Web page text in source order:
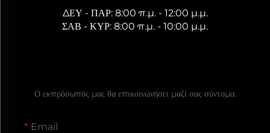
ΔΕΥ - ΠΑΡ: 8:00 π.μ. - 12:00 μ.μ.
ΣΑΒ - ΚΥΡ: 8:00 π.μ. - 10:00 μ.μ.
Ο εκπρόσωπός μας θα επικοινωνήσει μαζί σας σύντομα.
Email